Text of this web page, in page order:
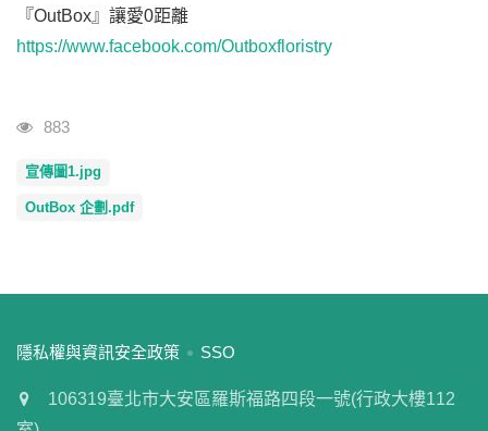
『OutBox』讓愛0距離
https://www.facebook.com/Outboxfloristry
瀏覽人次
883
宣傳圖1.jpg
OutBox 企劃.pdf
:::
隱私權與資訊安全政策 SSO
106319臺北市大安區羅斯福路四段一號(行政大樓112